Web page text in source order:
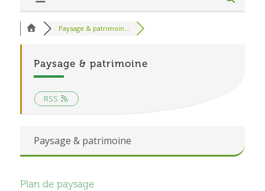
Paysage & patrimoin...
Paysage & patrimoine
RSS
Paysage & patrimoine
Plan de paysage